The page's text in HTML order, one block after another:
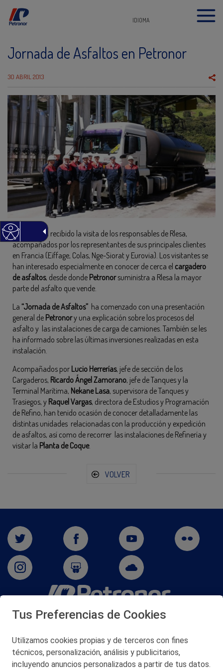
IDIOMA
Jornada de Asfaltos en Petronor
30 ABRIL 2013
Petronor
ha recibido la visita de los responsables de Rlesa,
acompañados por los representantes de sus principales clientes
en Francia (Eiffage, Colas, Nge-Siorat y Eurovia). Los visitantes se
han interesado especialmente en conocer de cerca el cargadero
de asfaltos, desde donde Petronorsuministra a Rlesa la mayor
parte del asfalto que vende.
La “Jornada de Asfaltos” ha comenzado con una presentación
general de Petronory una explicación sobre los procesos del
asfalto y las instalaciones de carga de camiones. También se les
ha informado sobre las últimas inversiones realizadas en esta
instalación.
Acompañados por Lucio Herrerías, jefe de sección de los
Cargaderos, Ricardo Ángel Zamorano, jefe de Tanques y la
Terminal Marítima, Nekane Lasa, supervisora de Tanques y
Trasiegos, y Raquel Vargas, directora de Estudios y Programación
de Refino, han tenido ocasión de conocer detalladamente las
distintas unidades relacionadas con la producción y expedición
de asfaltos, así como de recorrer las instalaciones de Refinería y
visitar la Planta de Coque.
VOLVER
San Martín 5-Edificio Muñatones,
© 2026 Petronor S.A.
Tus Preferencias de Cookies
Utilizamos cookies propias y de terceros con fines
técnicos, personalización, análisis y publicitarios,
incluyendo anuncios personalizados a partir de tus datos.